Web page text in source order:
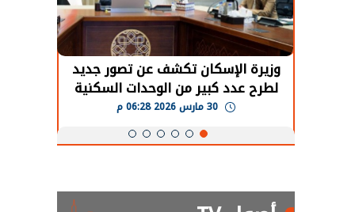
وزيرة الإسكان تكشف عن تصور جديد
لطرح عدد كبير من الوحدات السكنية
بنظام الإيجار